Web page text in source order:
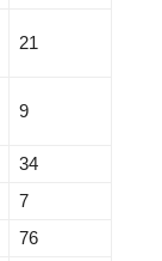
21
9
34
7
76